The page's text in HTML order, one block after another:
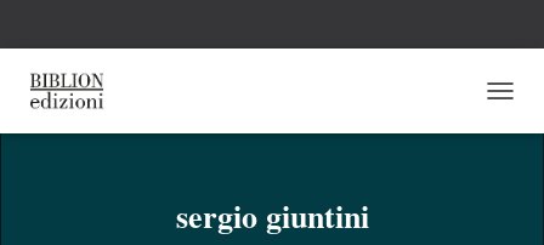
sergio giuntini